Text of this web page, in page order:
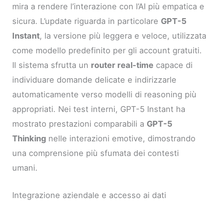
mira a rendere l’interazione con l’AI più empatica e
sicura. L’update riguarda in particolare GPT-5
Instant, la versione più leggera e veloce, utilizzata
come modello predefinito per gli account gratuiti.
Il sistema sfrutta un router real-time capace di
individuare domande delicate e indirizzarle
automaticamente verso modelli di reasoning più
appropriati. Nei test interni, GPT-5 Instant ha
mostrato prestazioni comparabili a GPT-5
Thinking nelle interazioni emotive, dimostrando
una comprensione più sfumata dei contesti
umani.
Integrazione aziendale e accesso ai dati